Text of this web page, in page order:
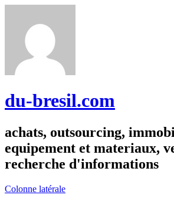
du-bresil.com
achats, outsourcing,
equipement et materiaux,
recherche d'informations
Colonne latérale